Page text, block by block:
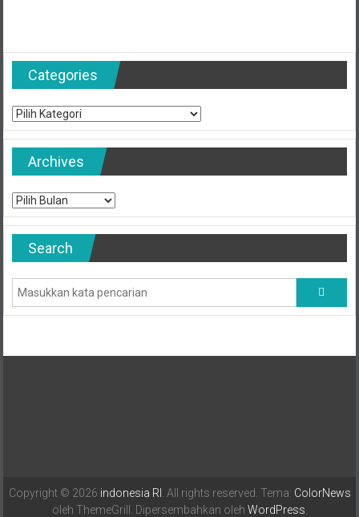
Categories
Categories
Archives
Archives
Search
Copyright © 2026 indonesia RI . All rights reserved. Tema: ColorNews
oleh ThemeGrill. Dipersembahkan oleh WordPress.